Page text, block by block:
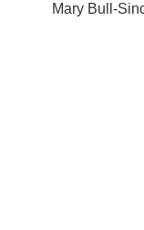
Mary Bull-